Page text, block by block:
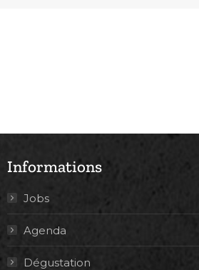
Informations
Jobs
Agenda
Dégustation